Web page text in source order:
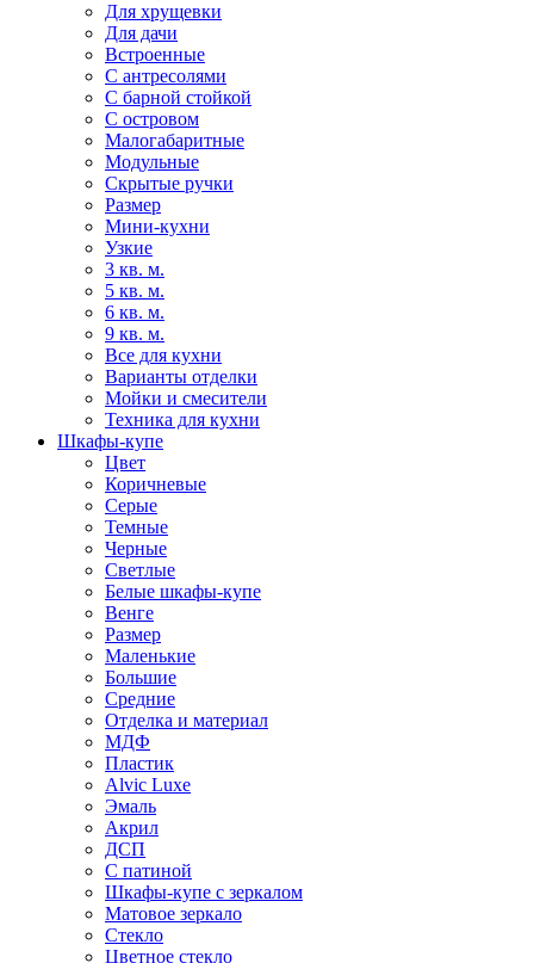
Для хрущевки
Для дачи
Встроенные
С антресолями
С барной стойкой
С островом
Малогабаритные
Модульные
Скрытые ручки
Размер
Мини-кухни
Узкие
3 кв. м.
5 кв. м.
6 кв. м.
9 кв. м.
Все для кухни
Варианты отделки
Мойки и смесители
Техника для кухни
Шкафы-купе
Цвет
Коричневые
Серые
Темные
Черные
Светлые
Белые шкафы-купе
Венге
Размер
Маленькие
Большие
Средние
Отделка и материал
МДФ
Пластик
Alvic Luxe
Эмаль
Акрил
ДСП
С патиной
Шкафы-купе с зеркалом
Матовое зеркало
Стекло
Цветное стекло